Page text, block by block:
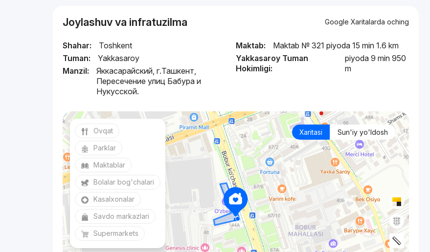
Joylashuv va infratuzilma Google Xaritalarda oching
Shahar:
Toshkent
Tuman:
Yakkasaroy
Manzil:
Яккасарайский, г.Ташкент,
Пересечение улиц Бабура и
Нукусской.
Maktab:
Maktab № 321 piyoda 15 min 1.6 km
Yakkasaroy Tuman
Hokimligi:
piyoda 9 min 950
m
Xaritasi Sun'iy yo'ldosh
Ovqat
Parklar
Maktablar
Bolalar bog'chalari
Kasalxonalar
Savdo markazlari
Supermarkets